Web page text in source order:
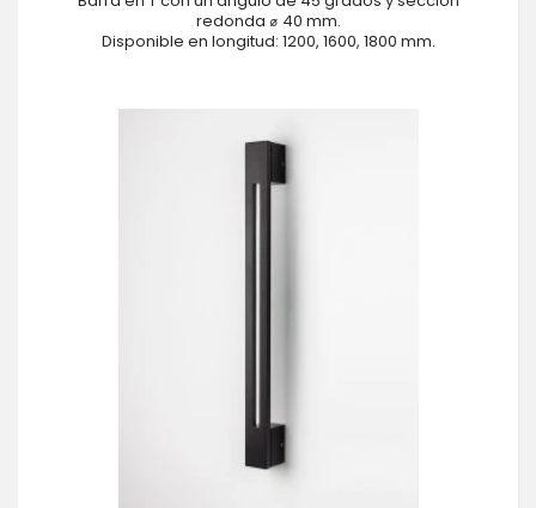
redonda ⌀ 40 mm.
Disponible en longitud: 1200, 1600, 1800 mm.